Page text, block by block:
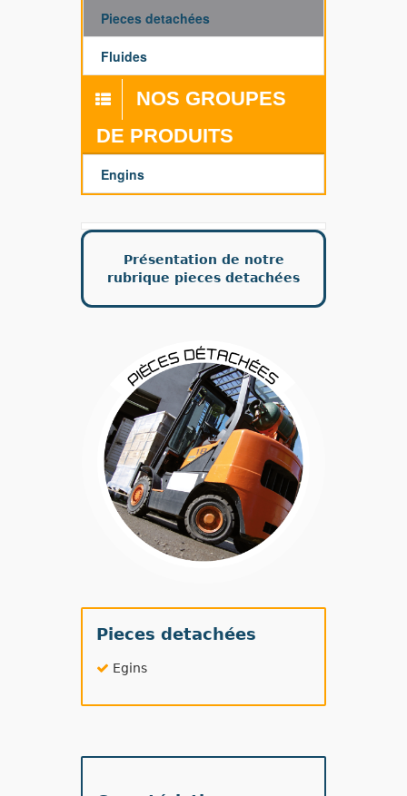
Pieces detachées
Fluides
NOS GROUPES
DE PRODUITS
Engins
Présentation de notre
rubrique pieces detachées
Pieces detachées
Egins